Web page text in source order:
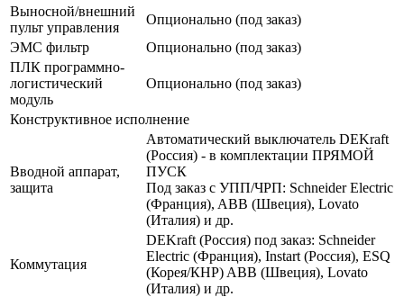
Выносной/внешний
пульт управления
Опционально (под заказ)
ЭМС фильтр
Опционально (под заказ)
ПЛК программно-
логистический
модуль
Опционально (под заказ)
Конструктивное исполнение
Вводной аппарат,
защита
Автоматический выключатель DEKraft
(Россия) - в комплектации ПРЯМОЙ
ПУСК
Под заказ с УПП/ЧРП: Schneider Electric
(Франция), ABB (Швеция), Lovato
(Италия) и др.
Коммутация
DEKraft (Россия) под заказ: Schneider
Electric (Франция), Instart (Россия), ESQ
(Корея/КНР) ABB (Швеция), Lovato
(Италия) и др.